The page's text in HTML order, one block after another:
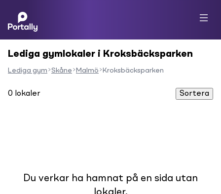
Lediga gymlokaler i Kroksbäcksparken
Lediga gym Skåne Malmö Kroksbäcksparken
0 lokaler Sortera
Du verkar ha hamnat på en sida utan